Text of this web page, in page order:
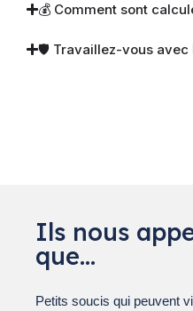
💰 Comment sont
🛡 Travaillez-vous avec
Ils nous
que…
Petits soucis qui peuvent